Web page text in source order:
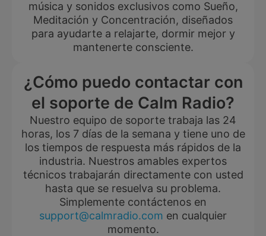
música y sonidos exclusivos como Sueño,
Meditación y Concentración, diseñados
para ayudarte a relajarte, dormir mejor y
mantenerte consciente.
¿Cómo puedo contactar con
el soporte de Calm Radio?
Nuestro equipo de soporte trabaja las 24
horas, los 7 días de la semana y tiene uno de
los tiempos de respuesta más rápidos de la
industria. Nuestros amables expertos
técnicos trabajarán directamente con usted
hasta que se resuelva su problema.
Simplemente contáctenos en
support@calmradio.com en cualquier
momento.